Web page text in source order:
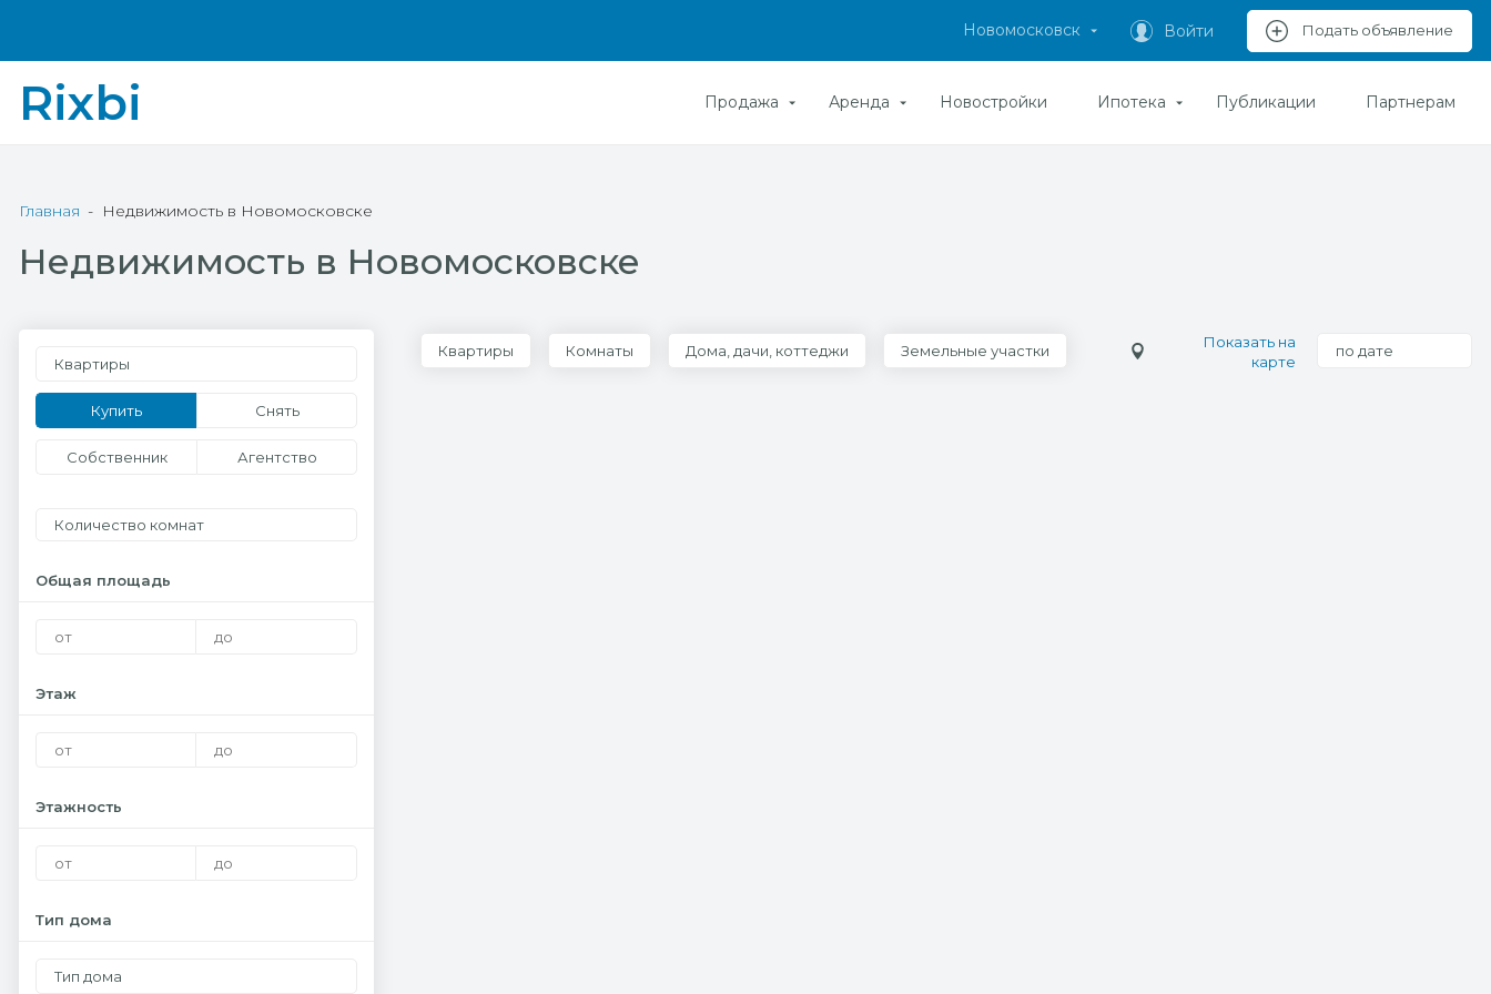
Новомосковск Войти Подать объявление
Rixbi Продажа Аренда Новостройки Ипотека Публикации Партнерам
Главная Недвижимость в Новомосковске
Недвижимость в Новомосковске
Квартиры
Купить Снять
Собственник Агентство
Количество комнат
Общая площадь
Этаж
Этажность
Тип дома
Тип дома
Квартиры Комнаты Дома, дачи, коттеджи Земельные участки
Показать на
карте
по дате